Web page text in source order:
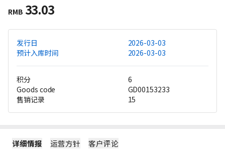
RMB 33.03
发行日
2026-03-03
预计入库时间
2026-03-03
积分
6
Goods code
GD00153233
售销记录
15
详细情报 运营方针 客户评论